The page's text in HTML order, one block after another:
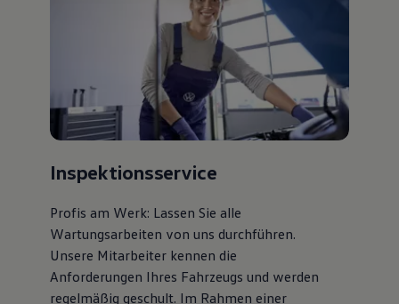
Inspektionsservice
Profis am Werk: Lassen Sie alle
Wartungsarbeiten von uns durchführen.
Unsere Mitarbeiter kennen die
Anforderungen Ihres Fahrzeugs und werden
regelmäßig geschult. Im Rahmen einer